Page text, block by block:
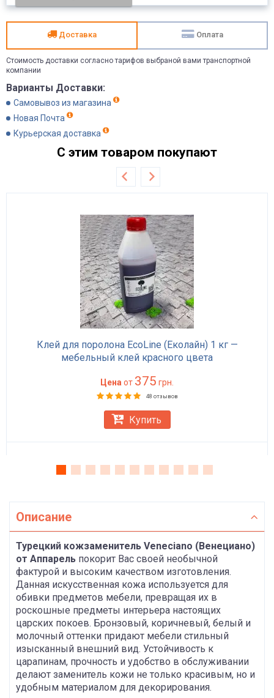
Доставка Оплата
Стоимость доставки согласно тарифов выбраной вами транспортной
компании
Варианты Доставки:
Самовывоз из магазина
Новая Почта
Курьерская доставка
С этим товаром покупают
Клей для поролона EcoLine (Еколайн) 1 кг —
мебельный клей красного цвета
Цена от 375 грн.
48 отзывов
Купить
Описание
Турецкий кожзаменитель Veneciano (Венециано)
от Аппарель покорит Вас своей необычной
фактурой и высоким качеством изготовления.
Данная искусственная кожа используется для
обивки предметов мебели, превращая их в
роскошные предметы интерьера настоящих
царских покоев. Бронзовый, коричневый, белый и
молочный оттенки придают мебели стильный
изысканный внешний вид. Устойчивость к
царапинам, прочность и удобство в обслуживании
делают заменитель кожи не только красивым, но и
удобным материалом для декорирования.